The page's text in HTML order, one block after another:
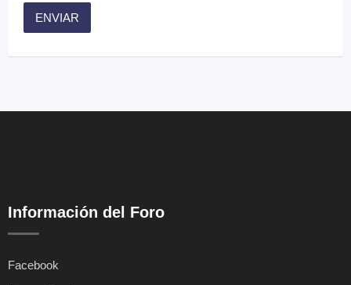
Información del Foro
Facebook